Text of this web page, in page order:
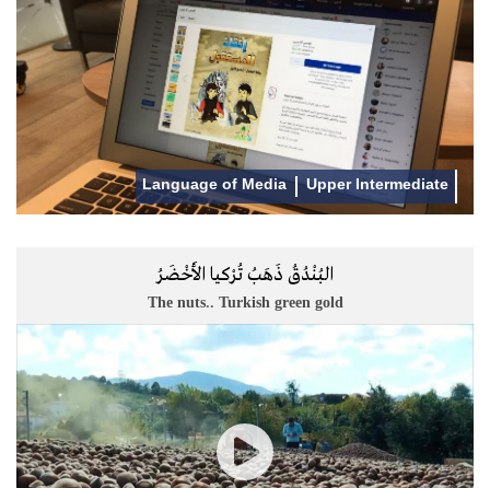
Language of Media Upper Intermediate
البُنْدُقُ ذَهَبُ تُرْكيا الأَخْضَرُ
The nuts.. Turkish green gold